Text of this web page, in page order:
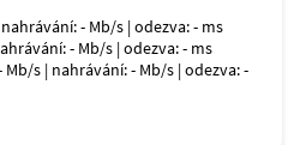
- Mb/s | odezva: - ms
- Mb/s | odezva: - ms
Mb/s | nahrávání: - Mb/s | odezva: -